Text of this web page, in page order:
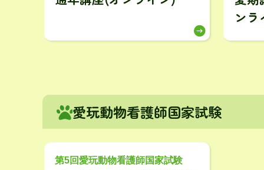
ンラ
愛玩動物看護師国家試験
第5回愛玩動物看護師国家試験